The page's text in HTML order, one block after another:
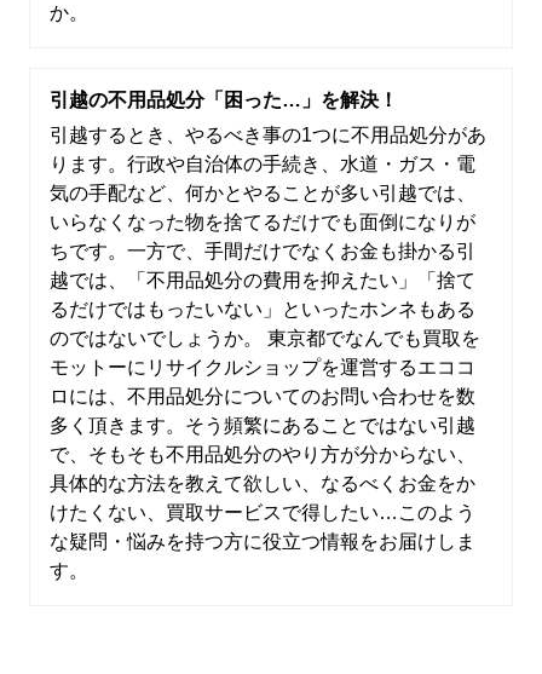
か。
引越の不用品処分「困った…」を解決！
引越するとき、やるべき事の1つに不用品処分があ
ります。行政や自治体の手続き、水道・ガス・電
気の手配など、何かとやることが多い引越では、
いらなくなった物を捨てるだけでも面倒になりが
ちです。一方で、手間だけでなくお金も掛かる引
越では、「不用品処分の費用を抑えたい」「捨て
るだけではもったいない」といったホンネもある
のではないでしょうか。 東京都でなんでも買取を
モットーにリサイクルショップを運営するエココ
ロには、不用品処分についてのお問い合わせを数
多く頂きます。そう頻繁にあることではない引越
で、そもそも不用品処分のやり方が分からない、
具体的な方法を教えて欲しい、なるべくお金をか
けたくない、買取サービスで得したい…このよう
な疑問・悩みを持つ方に役立つ情報をお届けしま
す。